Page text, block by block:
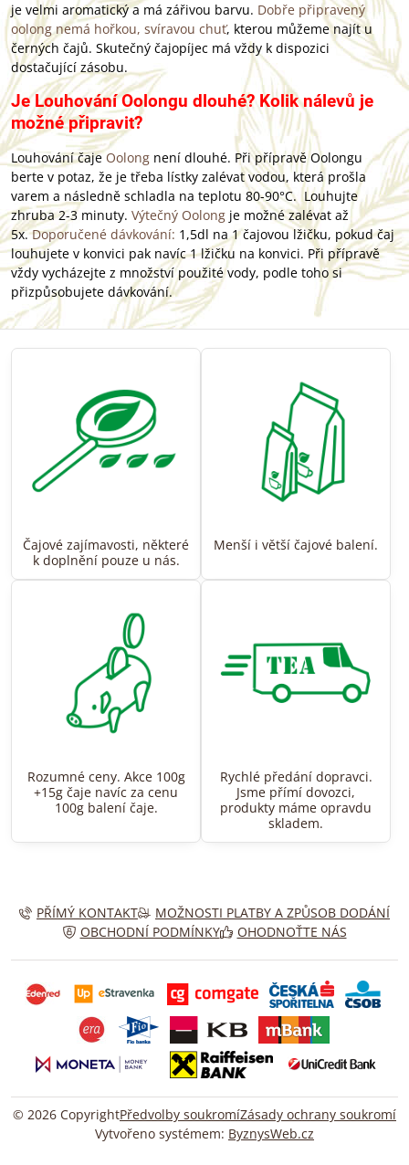
je velmi aromatický a má zářivou barvu. Dobře připravený
oolong nemá hořkou, svíravou chuť, kterou můžeme najít u
černých čajů. Skutečný čajopíjec má vždy k dispozici
dostačující zásobu.
Je Louhování Oolongu dlouhé? Kolik nálevů je
možné připravit?
Louhování čajeOolong není dlouhé. Při přípravě Oolongu
berte v potaz, že je třeba lístky zalévat vodou, která prošla
varem a následně schladla na teplotu 80-90°C. Louhujte
zhruba 2-3 minuty. Výtečný Oolong je možné zalévat až
5x.Doporučené dávkování: 1,5dl na 1 čajovou lžičku, pokud čaj
louhujete v konvici pak navíc 1 lžičku na konvici. Při přípravě
vždy vycházejte z množství použité vody, podle toho si
přizpůsobujete dávkování.
Čajové zajímavosti, některé
k doplnění pouze u nás.
Menší i větší čajové balení.
Rozumné ceny. Akce 100g
+15g čaje navíc za cenu
100g balení čaje.
Rychlé předání dopravci.
Jsme přímí dovozci,
produkty máme opravdu
skladem.
PŘÍMÝ KONTAKT
MOŽNOSTI PLATBY A ZPŮSOB DODÁNÍ
OBCHODNÍ PODMÍNKY
OHODNOŤTE NÁS
© 2026 CopyrightPředvolby soukromíZásady ochrany soukromí
Vytvořeno systémem: ByznysWeb.cz